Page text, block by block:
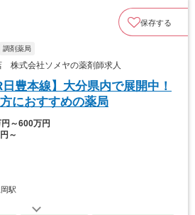
保存する
調剤薬局
式会社ソメヤの薬剤師求人
日豊本線】大分県内で展開中！
におすすめの薬局
円～600万円
～
駅